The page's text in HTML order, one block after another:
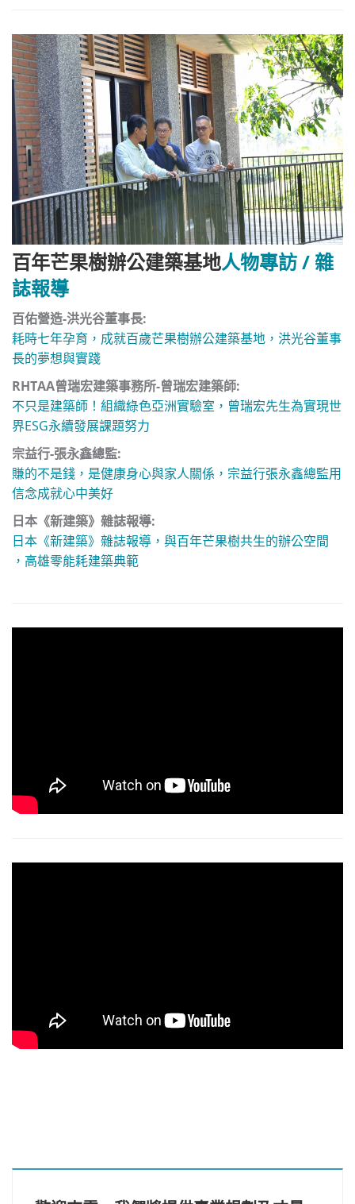
百年芒果樹辦公建築基地人物專訪 / 雜
誌報導
百佑營造-洪光谷董事長:
耗時七年孕育，成就百歲芒果樹辦公建築基地，洪光谷董事
長的夢想與實踐
RHTAA曾瑞宏建築事務所-曾瑞宏建築師:
不只是建築師！組織綠色亞洲實驗室，曾瑞宏先生為實現世
界ESG永續發展課題努力
宗益行-張永鑫總監:
賺的不是錢，是健康身心與家人關係，宗益行張永鑫總監用
信念成就心中美好
日本《新建築》雜誌報導:
日本《新建築》雜誌報導，與百年芒果樹共生的辦公空間
，高雄零能耗建築典範